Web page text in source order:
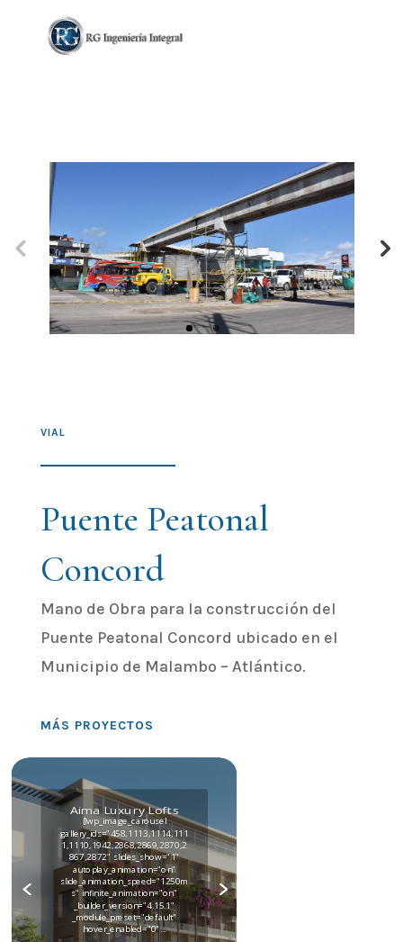
VIAL
Puente Peatonal
Concord
Mano de Obra para la construcción del
Puente Peatonal Concord ubicado en el
Municipio de Malambo – Atlántico.
MÁS PROYECTOS
Aima Luxury Lofts
[lwp_image_carousel
gallery_ids="458,1113,1114,111
1,1110,1942,2868,2869,2870,2
867,2872" slides_show="1"
autoplay_animation="on"
slide_animation_speed="1250m
s" infinite_animation="on"
_builder_version="4.15.1"
_module_preset="default"
hover_enabled="0"...